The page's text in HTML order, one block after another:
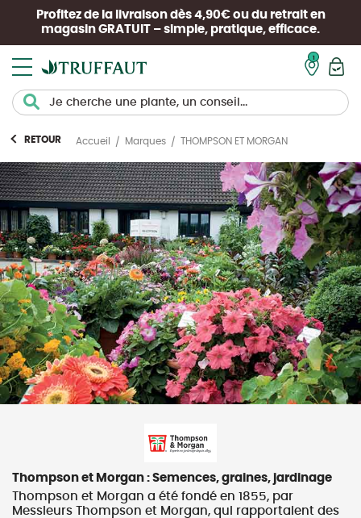
Profitez de la livraison dès 4,90€ ou du retrait en
magasin GRATUIT – simple, pratique, efficace.
RETOUR Accueil Marques THOMPSON ET MORGAN
Thompson et Morgan : Semences, graines, jardinage
Thompson et Morgan a été fondé en 1855, par
Messieurs Thompson et Morgan, qui rapportaient des